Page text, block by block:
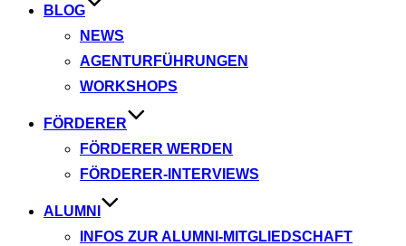
BLOG
NEWS
AGENTURFÜHRUNGEN
WORKSHOPS
FÖRDERER
FÖRDERER WERDEN
FÖRDERER-INTERVIEWS
ALUMNI
INFOS ZUR ALUMNI-MITGLIEDSCHAFT